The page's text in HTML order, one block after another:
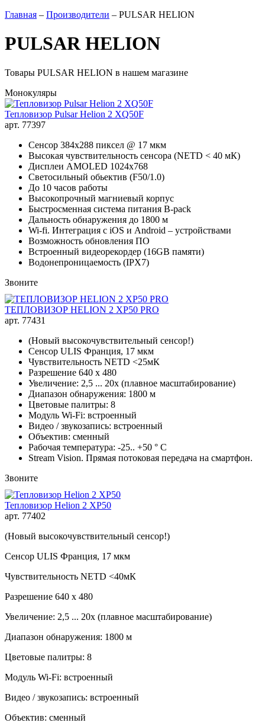
Главная – Производители – PULSAR HELION
PULSAR HELION
Товары PULSAR HELION в нашем магазине
Монокуляры
Тепловизор Pulsar Helion 2 XQ50F
арт. 77397
Сенсор 384х288 пиксел @ 17 мкм
Высокая чувствительность сенсора (NETD < 40 мК)
Дисплеи AMOLED 1024x768
Светосильный обьектив (F50/1.0)
До 10 часов работы
Высокопрочный магниевый корпус
Быстросменная система питания B-pack
Дальность обнаружения до 1800 м
Wi-fi. Интеграция с iOS и Android – устройствами
Возможность обновления ПО
Встроенный видеорекордер (16GB памяти)
Водонепроницаемость (IPX7)
Звоните
ТЕПЛОВИЗОР HELION 2 XP50 PRO
арт. 77431
(Новый высокочувствительный сенсор!)
Сенсор ULIS Франция, 17 мкм
Чувствительность NETD <25мК
Разрешение 640 х 480
Увеличение: 2,5 ... 20x (плавное масштабирование)
Диапазон обнаружения: 1800 м
Цветовые палитры: 8
Модуль Wi-Fi: встроенный
Видео / звукозапись: встроенный
Объектив: сменный
Рабочая температура: -25.. +50 ° C
Stream Vision. Прямая потоковая передача на смартфон.
Звоните
Тепловизор Helion 2 XP50
арт. 77402
(Новый высокочувствительный сенсор!)
Сенсор ULIS Франция, 17 мкм
Чувствительность NETD <40мК
Разрешение 640 х 480
Увеличение: 2,5 ... 20x (плавное масштабирование)
Диапазон обнаружения: 1800 м
Цветовые палитры: 8
Модуль Wi-Fi: встроенный
Видео / звукозапись: встроенный
Объектив: сменный